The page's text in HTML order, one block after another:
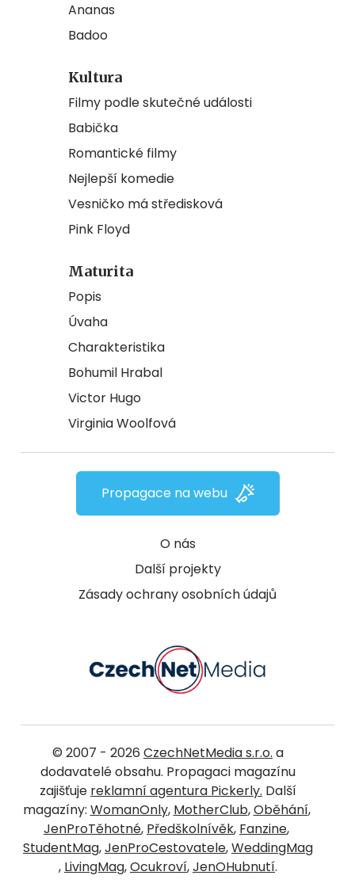
Ananas
Badoo
Kultura
Filmy podle skutečné události
Babička
Romantické filmy
Nejlepší komedie
Vesničko má středisková
Pink Floyd
Maturita
Popis
Úvaha
Charakteristika
Bohumil Hrabal
Victor Hugo
Virginia Woolfová
O nás
Další projekty
Zásady ochrany osobních údajů
Propagace na webu
© 2007 - 2026 CzechNetMedia s.r.o. a
dodavatelé obsahu. Propagaci magazínu
zajišťuje reklamní agentura Pickerly. Další
magazíny: WomanOnly, MotherClub,Oběhání,
JenProTěhotné, Předškolnívěk, Fanzine,
StudentMag,JenProCestovatele,WeddingMag
, LivingMag,Ocukroví,JenOHubnutí.